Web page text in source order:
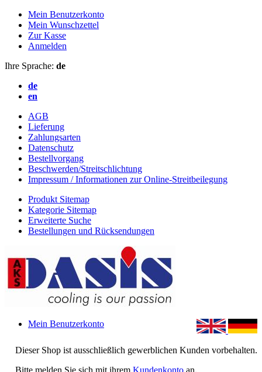
Mein Benutzerkonto
Mein Wunschzettel
Zur Kasse
Anmelden
Ihre Sprache: de
de
en
AGB
Lieferung
Zahlungsarten
Datenschutz
Bestellvorgang
Beschwerden/Streitschlichtung
Impressum / Informationen zur Online-Streitbeilegung
Produkt Sitemap
Kategorie Sitemap
Erweiterte Suche
Bestellungen und Rücksendungen
Dieser Shop ist ausschließlich gewerblichen Kunden vorbehalten.
Bitte melden Sie sich mit ihrem Kundenkonto an.
Mein Benutzerkonto